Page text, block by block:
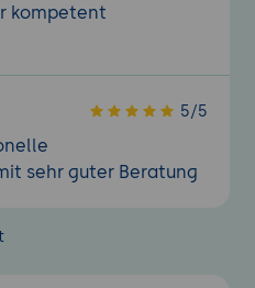
kompetent
5/5
sehr guter Beratung